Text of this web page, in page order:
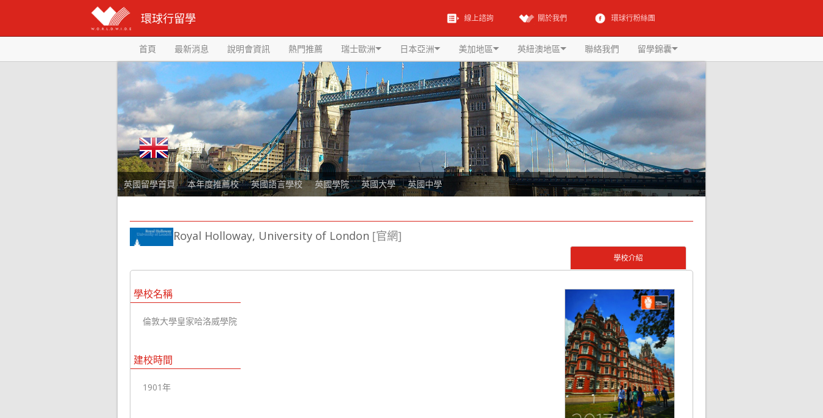
環球行留學 線上諮詢 關於我們 環球行粉絲團
首頁 最新消息 說明會資訊 熱門推薦 瑞士歐洲 日本亞洲 美加地區 英紐澳地區 聯絡我們 留學錦囊
英國
英國留學首頁 本年度推薦校 英國語言學校 英國學院 英國大學 英國中學
Royal Holloway, University of London [官網]
學校介紹
學校名稱
倫敦大學皇家哈洛威學院
建校時間
1901年